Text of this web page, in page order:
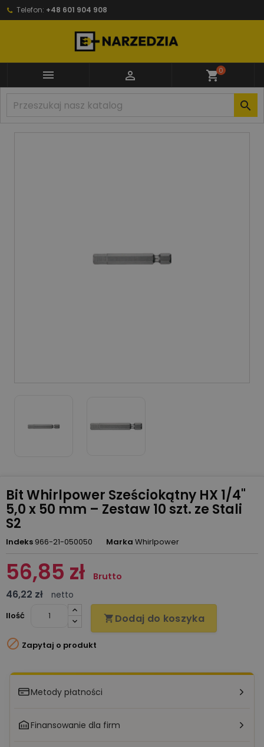
Telefon: +48 601 904 908
  shopping_cart0

Bit Whirlpower Sześciokątny HX 1/4"
5,0 x 50 mm – Zestaw 10 szt. ze Stali
S2
Indeks 966-21-050050 Marka Whirlpower
56,85 zł Brutto
46,22 zł
netto
Ilość
 Dodaj do koszyka
 Zapytaj o produkt
Metody płatności
Finansowanie dla firm